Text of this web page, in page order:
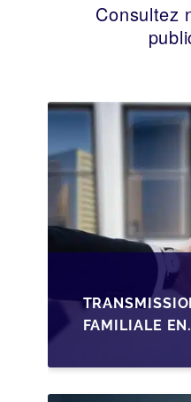
Consultez
FAMILIALE EN
STRUCTURER
CESSION DES